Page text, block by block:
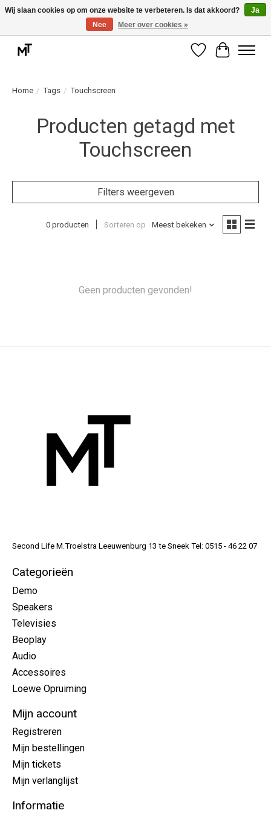
Deskundige installatie of montage nodig? Vraag ons naar de mogelijkheden.
Verlanglijst
Home / Tags / Touchscreen
Producten getagd met
Touchscreen
Filters weergeven
0 producten Sorteren op Meest bekeken
Geen producten gevonden!
Second Life M.Troelstra Leeuwenburg 13 te Sneek Tel: 0515 - 46 22 07
Categorieën
Demo
Speakers
Televisies
Beoplay
Audio
Accessoires
Loewe Opruiming
Mijn account
Registreren
Mijn bestellingen
Mijn tickets
Mijn verlanglijst
Informatie
Wij slaan cookies op om onze website te verbeteren. Is dat akkoord?
Ja
Nee
Meer over cookies »